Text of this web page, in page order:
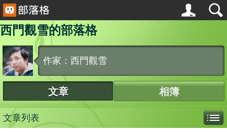
西門觀雪的部落格
作家：西門觀雪
文章 相簿
文章列表